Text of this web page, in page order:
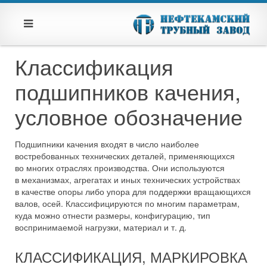
Классификация
подшипников качения,
условное обозначение
Подшипники качения входят в число наиболее
востребованных технических деталей, применяющихся
во многих отраслях производства. Они используются
в механизмах, агрегатах и иных технических устройствах
в качестве опоры либо упора для поддержки вращающихся
валов, осей. Классифицируются по многим параметрам,
куда можно отнести размеры, конфигурацию, тип
воспринимаемой нагрузки, материал и т. д.
КЛАССИФИКАЦИЯ, МАРКИРОВКА